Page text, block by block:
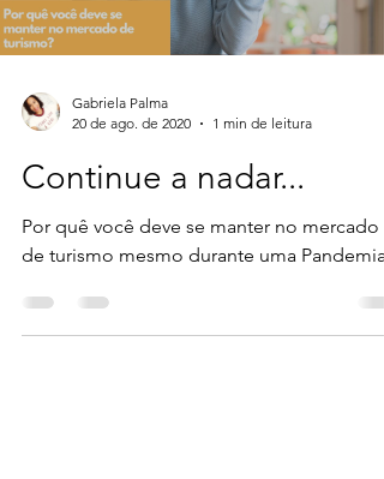
Gabriela Palma
20 de ago. de 2020
1 min de leitura
Continue a nadar...
Por quê você deve se manter no mercado
de turismo mesmo durante uma Pandemia?